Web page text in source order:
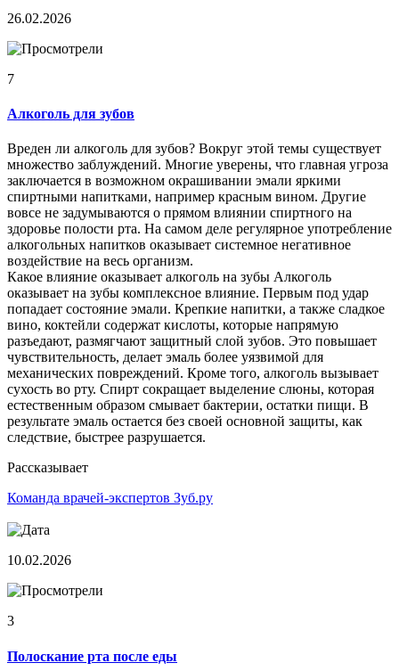
26.02.2026
7
Алкоголь для зубов
Вреден ли алкоголь для зубов? Вокруг этой темы существует
множество заблуждений. Многие уверены, что главная угроза
заключается в возможном окрашивании эмали яркими
спиртными напитками, например красным вином. Другие
вовсе не задумываются о прямом влиянии спиртного на
здоровье полости рта. На самом деле регулярное употребление
алкогольных напитков оказывает системное негативное
воздействие на весь организм.
Какое влияние оказывает алкоголь на зубы Алкоголь
оказывает на зубы комплексное влияние. Первым под удар
попадает состояние эмали. Крепкие напитки, а также сладкое
вино, коктейли содержат кислоты, которые напрямую
разъедают, размягчают защитный слой зубов. Это повышает
чувствительность, делает эмаль более уязвимой для
механических повреждений. Кроме того, алкоголь вызывает
сухость во рту. Спирт сокращает выделение слюны, которая
естественным образом смывает бактерии, остатки пищи. В
результате эмаль остается без своей основной защиты, как
следствие, быстрее разрушается.
Рассказывает
Команда врачей-экспертов Зуб.ру
10.02.2026
3
Полоскание рта после еды